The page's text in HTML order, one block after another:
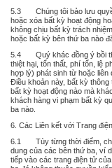
5.3 Chúng tôi bảo lưu
hoặc xóa bất kỳ hoạt động
không chịu bất kỳ trách
hoặc bất kỳ bên thứ ba nào
5.4 Quý khác đồng ý bồi
thiệt hại, tổn thất, phí tổn, lệ
hợp lý) phát sinh từ hoặc
Điều khoản này, bất kỳ thông
bất kỳ hoạt động nào mà
khách hàng vi phạm bất kỳ
ba nào.
6. Các Liên kết với Trang
6.1 Tùy từng thời điểm,
dung của các bên thứ ba, ví
tiếp vào các trang điện tử